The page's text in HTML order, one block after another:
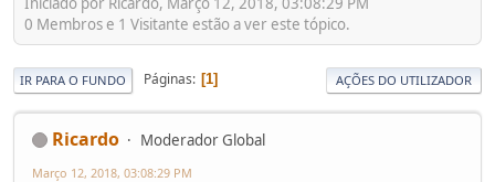
0 Membros e 1 Visitante estão a ver este tópico.
IR PARA O FUNDO Páginas 1 AÇÕES DO UTILIZADOR
Ricardo Moderador Global
Março 12, 2018, 03:08:29 PM